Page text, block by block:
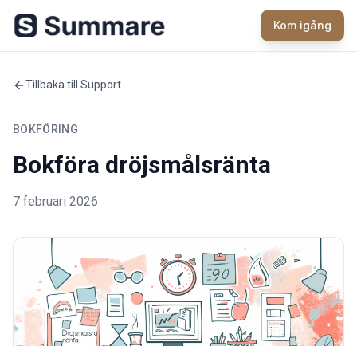
Kom igång
Tillbaka till Support
BOKFÖRING
Bokföra dröjsmålsränta
7 februari 2026